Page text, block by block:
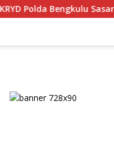
Bengkulu Sasar